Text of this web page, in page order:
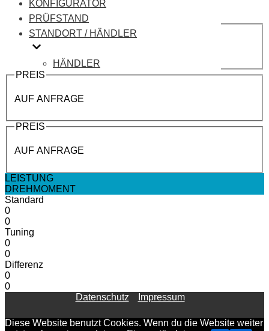
KONFIGURATOR
PRÜFSTAND
STANDORT / HÄNDLER
HÄNDLER
Motortyp:Diesel
PREIS
AUF ANFRAGE
PREIS
AUF ANFRAGE
PREIS
AUF ANFRAGE
LEISTUNG
DREHMOMENT
Standard
0
0
Tuning
0
0
Differenz
0
0
Datenschutz
Impressum
Diese Website benutzt Cookies. Wenn du die Website weiter